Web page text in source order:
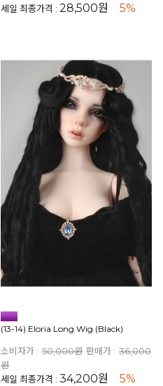
세일 최종가격 : 28,500원 5%
(13-14) Eloria Long Wig (Black)
소비자가 : 50,000원 판매가 : 36,000
원
세일 최종가격 : 34,200원 5%